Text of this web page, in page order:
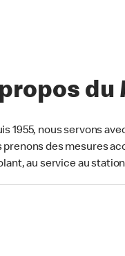
du
1955, nous servons
prenons des mesures
au service au